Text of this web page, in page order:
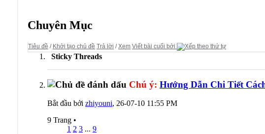
Chuyên Mục
Tiêu đề / Khởi tạo chủ đề Trả lời /Xem Viết bài cuối bởi
Sticky Threads
Chú ý: Hướng Dẫn Chi Tiết
Bắt đầu bởi zhiyouni, 26-07-10 11:55 PM
9 Trang •
1 2 3 ... 9